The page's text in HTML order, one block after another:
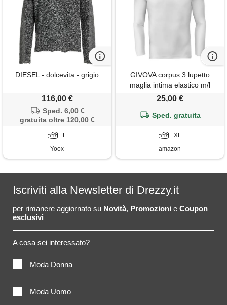
DIESEL - dolcevita - grigio
116,00 €
Sped. 6,00 €
gratuita oltre 120,00 €
L
Yoox
GIVOVA corpus 3 lupetto
maglia intima elastico m/l
bianco tg. Xl
25,00 €
Sped. gratuita
XL
amazon
Iscriviti alla Newsletter di Drezzy.it
per rimanere aggiornato su Novità, Promozioni e Coupon
esclusivi
A cosa sei interessato?
Moda Donna
Moda Uomo